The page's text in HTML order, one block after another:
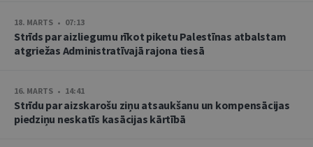
18. MARTS • 07:13
Strīds par aizliegumu rīkot piketu Palestīnas atbalstam
atgriežas Administratīvajā rajona tiesā
16. MARTS • 14:41
Strīdu par aizskarošu ziņu atsaukšanu un kompensācijas
piedziņu neskatīs kasācijas kārtībā